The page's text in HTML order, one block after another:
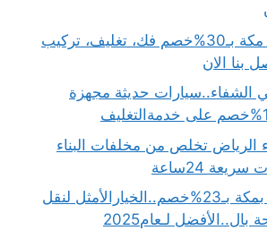
سيارة نقل عفش مكة بـ30%خصم فك، تغليف، تركيب
بنا الان
حديثة مجهزة
الرياض تخلص من مخلفات البناء
شركة نقل عفش بمكة بـ23%خصم..الخيارالأمثل لنقل
لـعام2025